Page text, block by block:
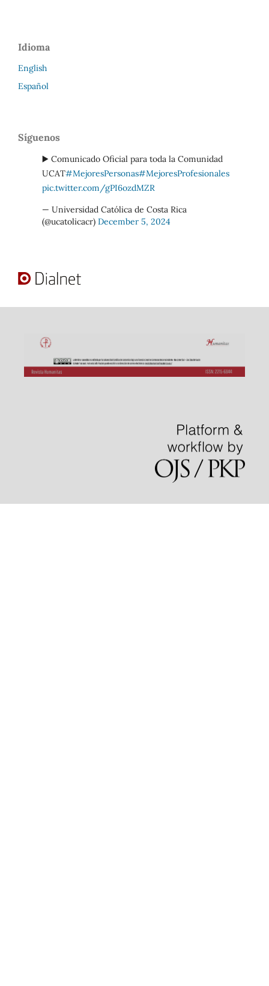
Idioma
English
Español
Síguenos
▶️ Comunicado Oficial para toda la Comunidad
UCAT#MejoresPersonas#MejoresProfesionales
pic.twitter.com/gPI6ozdMZR
— Universidad Católica de Costa Rica
(@ucatolicacr) December 5, 2024